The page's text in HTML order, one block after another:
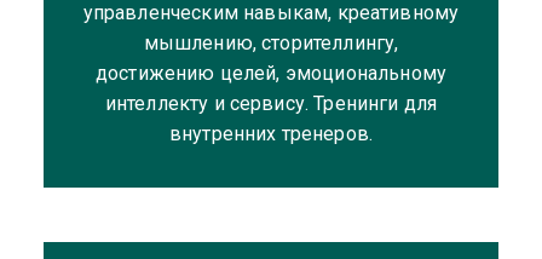
управленческим навыкам, креативному
мышлению, сторителлингу,
достижению целей, эмоциональному
интеллекту и сервису. Тренинги для
внутренних тренеров.